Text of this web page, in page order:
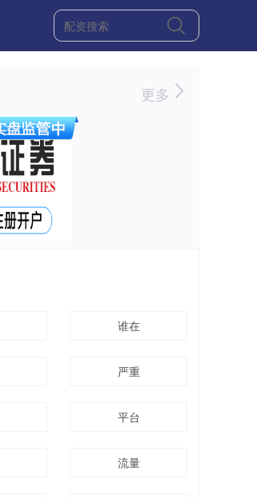
更多
谁在
严重
平台
流量